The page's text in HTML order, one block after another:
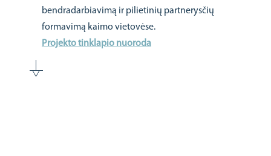
bendradarbiavimą ir pilietinių partnerysčių
formavimą kaimo vietovėse.
Projekto tinklapio nuoroda